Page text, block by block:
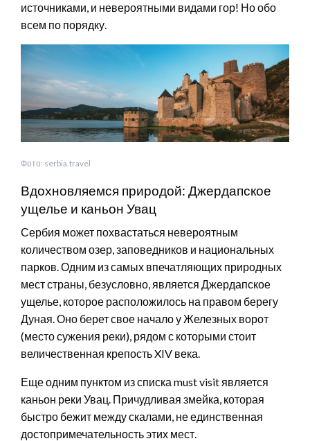
источниками, и невероятными видами гор! Но обо
всем по порядку.
Фото: serbia.travel
Вдохновляемся природой: Джердапское
ущелье и каньон Увац
Сербия может похвастаться невероятным
количеством озер, заповедников и национальных
парков. Одним из самых впечатляющих природных
мест страны, безусловно, является Джердапское
ущелье, которое расположилось на правом берегу
Дуная. Оно берет свое начало у Железных ворот
(место сужения реки), рядом с которыми стоит
величественная крепость XIV века.
Еще одним пунктом из списка must visit является
каньон реки Увац. Причудливая змейка, которая
быстро бежит между скалами, не единственная
достопримечательность этих мест.